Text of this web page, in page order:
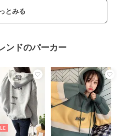
とみる
ンドのパーカー